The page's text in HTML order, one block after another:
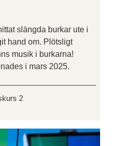
slängda burkar ute i
hand om. Plötsligt
musik i burkarna!
i mars 2025.
2